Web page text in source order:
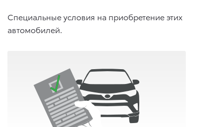
Специальные условия на приобретение этих
автомобилей.